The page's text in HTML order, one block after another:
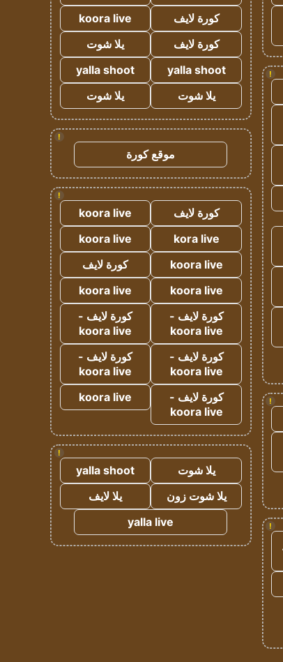
!
!
!
كورة لايف
koora live
كورة لايف
يلا شوت
yalla shoot
yalla shoot
يلا شوت
يلا شوت
!
موقع كورة
!
كورة لايف
koora live
kora live
koora live
koora live
كورة لايف
koora live
koora live
كورة لايف -
koora live
كورة لايف -
koora live
كورة لايف -
koora live
كورة لايف -
koora live
كورة لايف -
koora live
koora live
!
يلا شوت
yalla shoot
يلا شوت زون
يلا لايف
yalla live